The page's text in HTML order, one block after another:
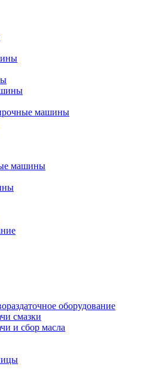
машины
машины
оборудование
смазки
и сбор масла